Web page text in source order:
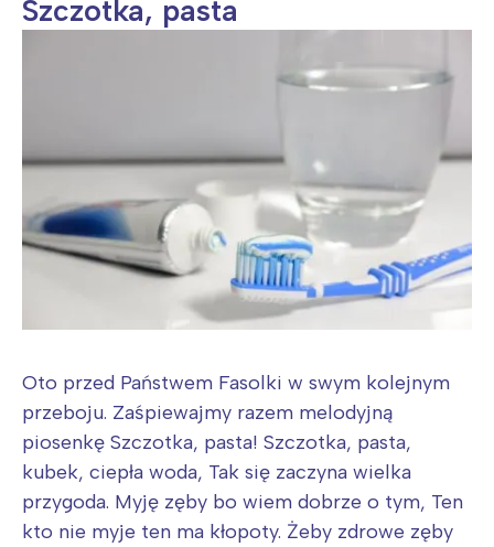
Szczotka, pasta
Oto przed Państwem Fasolki w swym kolejnym
przeboju. Zaśpiewajmy razem melodyjną
piosenkę Szczotka, pasta! Szczotka, pasta,
kubek, ciepła woda, Tak się zaczyna wielka
przygoda. Myję zęby bo wiem dobrze o tym, Ten
kto nie myje ten ma kłopoty. Żeby zdrowe zęby